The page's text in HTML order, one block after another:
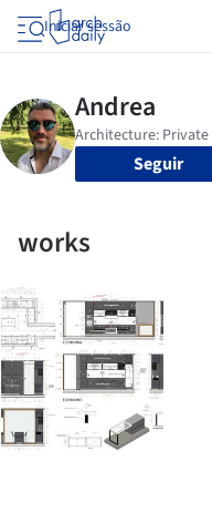
Iniciar sessão
Seguir
works